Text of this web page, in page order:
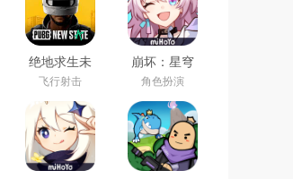
Kings）
绝地求生未
来之役手游
国际服下载
正版
飞行射击
崩坏：星穹
铁道官方手
游下载安卓
最新版
角色扮演